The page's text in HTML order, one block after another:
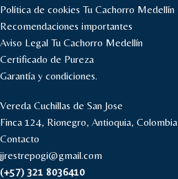
Política de cookies Tu Cachorro Medellín
Recomendaciones importantes
Aviso Legal Tu Cachorro Medellín
Certificado de Pureza
Garantía y condiciones.
Vereda Cuchillas de San Jose
Finca 124, Rionegro, Antioquia, Colombia
Contacto
jjrestrepogi@gmail.com
(+57) 321 8036410